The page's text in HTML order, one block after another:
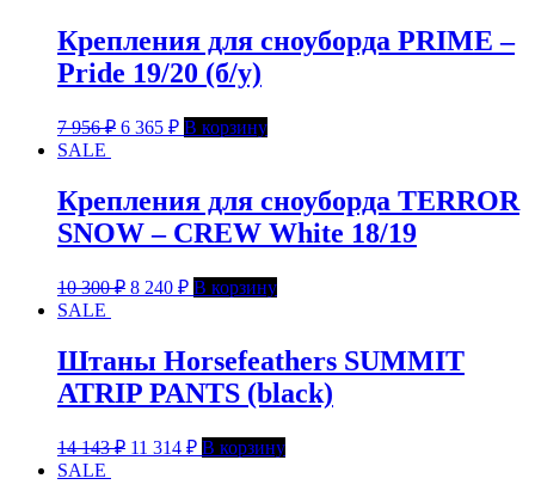
Крепления для сноуборда PRIME –
Pride 19/20 (б/у)
7 956₽ 6 365 ₽ В корзину
SALE
Крепления для сноуборда TERROR
SNOW – CREW White 18/19
10 300₽ 8 240 ₽ В корзину
SALE
Штаны Horsefeathers SUMMIT
ATRIP PANTS (black)
14 143₽ 11 314 ₽ В корзину
SALE